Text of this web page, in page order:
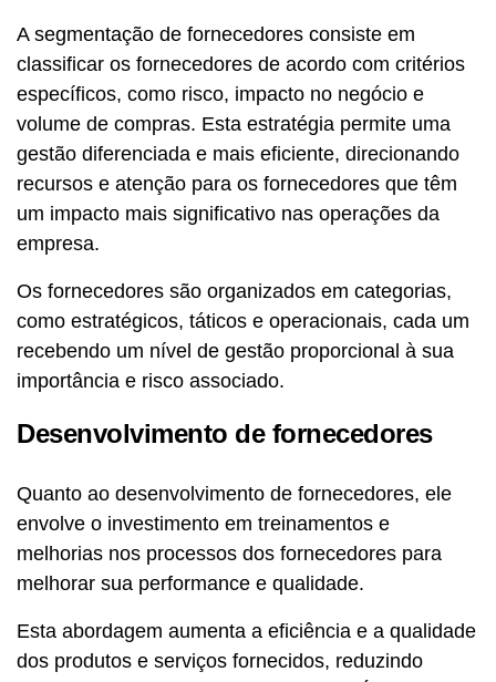
A segmentação de fornecedores consiste em
classificar os fornecedores de acordo com critérios
específicos, como risco, impacto no negócio e
volume de compras. Esta estratégia permite uma
gestão diferenciada e mais eficiente, direcionando
recursos e atenção para os fornecedores que têm
um impacto mais significativo nas operações da
empresa.
Os fornecedores são organizados em categorias,
como estratégicos, táticos e operacionais, cada um
recebendo um nível de gestão proporcional à sua
importância e risco associado.
Desenvolvimento de fornecedores
Quanto ao desenvolvimento de fornecedores, ele
envolve o investimento em treinamentos e
melhorias nos processos dos fornecedores para
melhorar sua performance e qualidade.
Esta abordagem aumenta a eficiência e a qualidade
dos produtos e serviços fornecidos, reduzindo